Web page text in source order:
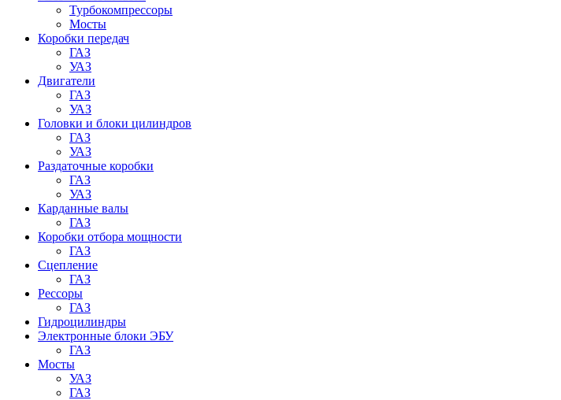
Турбокомпрессоры
Мосты
Коробки передач
ГАЗ
УАЗ
Двигатели
ГАЗ
УАЗ
Головки и блоки цилиндров
ГАЗ
УАЗ
Раздаточные коробки
ГАЗ
УАЗ
Карданные валы
ГАЗ
Коробки отбора мощности
ГАЗ
Сцепление
ГАЗ
Рессоры
ГАЗ
Гидроцилиндры
Электронные блоки ЭБУ
ГАЗ
Мосты
УАЗ
ГАЗ